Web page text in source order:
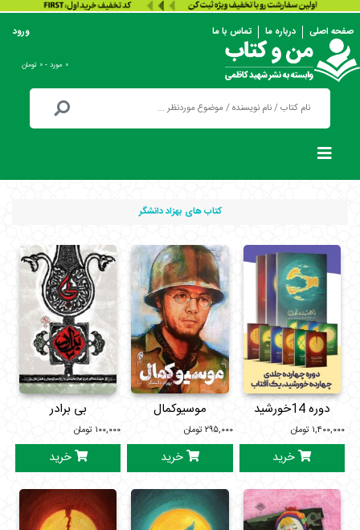
صفحه اصلی درباره ما تماس با ما ورود
۰ مورد - ۰ تومان
کتاب های بهزاد دانشگر
دوره 14خورشید
۱,۴۰۰,۰۰۰ تومان
خرید
موسیوکمال
۲۹۵,۰۰۰ تومان
خرید
بی برادر
۱۰۰,۰۰۰ تومان
خرید